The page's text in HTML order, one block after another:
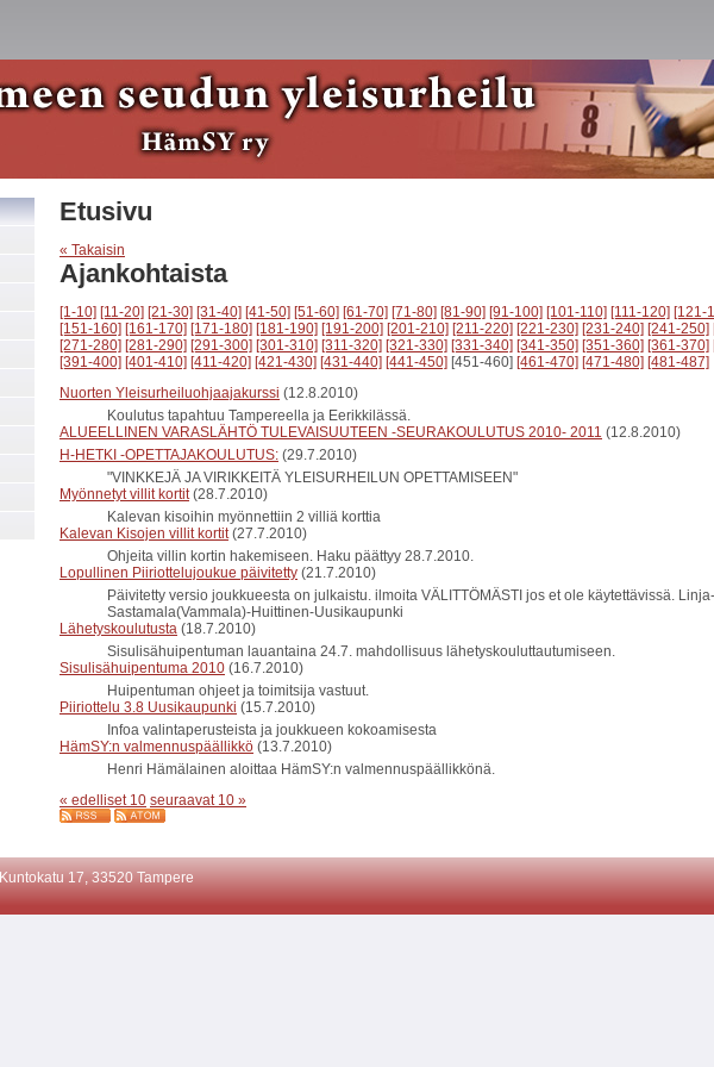
Etusivu
« Takaisin
Ajankohtaista
[1-10] [11-20] [21-30] [31-40] [41-50] [51-60] [61-70] [71-80] [81-90] [91-100] [101-110] [111-120] [121-
[151-160] [161-170] [171-180] [181-190] [191-200] [201-210] [211-220] [221-230] [231-240] [241-250]
[271-280] [281-290] [291-300] [301-310] [311-320] [321-330] [331-340] [341-350] [351-360] [361-370]
[391-400] [401-410] [411-420] [421-430] [431-440] [441-450] [451-460] [461-470] [471-480] [481-487]
Nuorten Yleisurheiluohjaajakurssi (12.8.2010)
Koulutus tapahtuu Tampereella ja Eerikkilässä.
ALUEELLINEN VARASLÄHTÖ TULEVAISUUTEEN -SEURAKOULUTUS 2010- 2011 (12.8.2010)
H-HETKI -OPETTAJAKOULUTUS: (29.7.2010)
"VINKKEJÄ JA VIRIKKEITÄ YLEISURHEILUN OPETTAMISEEN"
Myönnetyt villit kortit (28.7.2010)
Kalevan kisoihin myönnettiin 2 villiä korttia
Kalevan Kisojen villit kortit (27.7.2010)
Ohjeita villin kortin hakemiseen. Haku päättyy 28.7.2010.
Lopullinen Piiriottelujoukue päivitetty (21.7.2010)
Päivitetty versio joukkueesta on julkaistu. ilmoita VÄLITTÖMÄSTI jos et ole käytettävissä.
Sastamala(Vammala)-Huittinen-Uusikaupunki
Lähetyskoulutusta (18.7.2010)
Sisulisähuipentuman lauantaina 24.7. mahdollisuus lähetyskouluttautumiseen.
Sisulisähuipentuma 2010 (16.7.2010)
Huipentuman ohjeet ja toimitsija vastuut.
Piiriottelu 3.8 Uusikaupunki (15.7.2010)
Infoa valintaperusteista ja joukkueen kokoamisesta
HämSY:n valmennuspäällikkö (13.7.2010)
Henri Hämälainen aloittaa HämSY:n valmennuspäällikkönä.
« edelliset 10 seuraavat 10 »
Kuntokatu 17, 33520 Tampere